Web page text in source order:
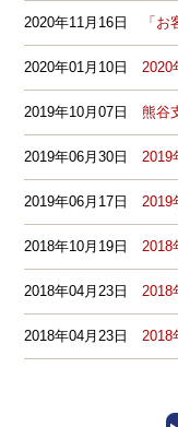
2020年11月16日 「
2020年01月10日
お知らせ
2019年10月07日 熊谷
た。
2019年06月30日 2019
せ
2019年06月17日 2019
らせ
2018年10月19日 2018
のお知らせ
2018年04月23日 2018
祭開催のお知らせ
2018年04月23日 2018